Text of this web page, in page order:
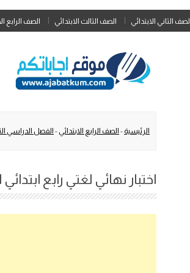
الصف الثاني الابتدائي الصف الثالث الابتدائي الصف الرابع
الرئيسية - الصف الرابع الابتدائي - الفصل الدراسي
اختبار نهائي لغتي رابع ابتدائي